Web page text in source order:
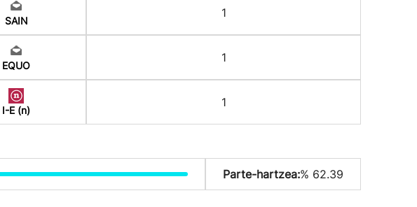
SAIN
1
EQUO
1
I-E (n)
1
Parte-hartzea:% 62.39